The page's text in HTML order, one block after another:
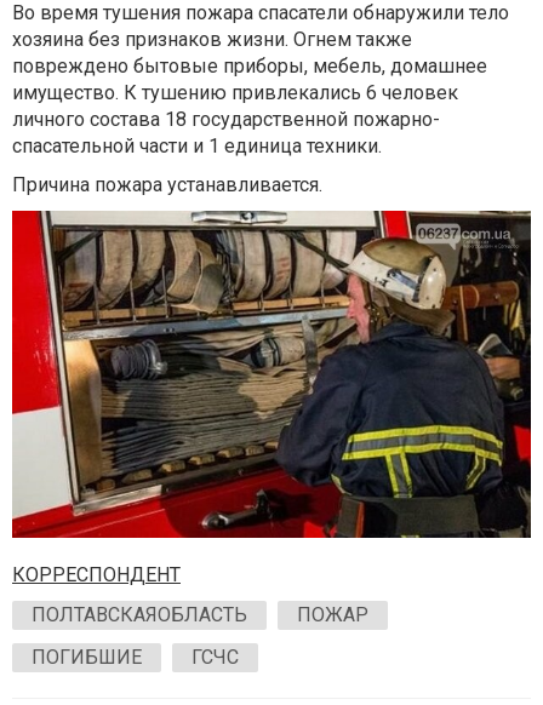
Во время тушения пожара спасатели обнаружили тело
хозяина без признаков жизни. Огнем также
повреждено бытовые приборы, мебель, домашнее
имущество. К тушению привлекались 6 человек
личного состава 18 государственной пожарно-
спасательной части и 1 единица техники.
Причина пожара устанавливается.
КОРРЕСПОНДЕНТ
ПОЛТАВСКАЯОБЛАСТЬ
ПОЖАР
ПОГИБШИЕ
ГСЧС